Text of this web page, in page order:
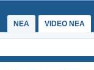
ΝΕΑ VIDEO NEA